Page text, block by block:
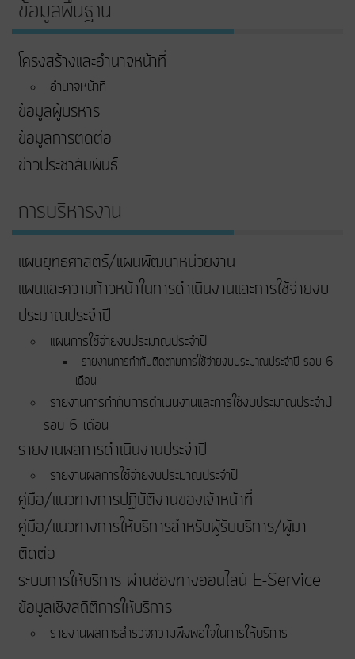
ข้อมูลพื้นฐาน
โครงสร้างและอำนาจหน้าที่
อำนาจหน้าที่
ข้อมูลผู้บริหาร
ข้อมูลการติดต่อ
ข่าวประชาสัมพันธ์
การบริหารงาน
แผนยุทธศาสตร์/แผนพัฒนาหน่วยงาน
แผนและความก้าวหน้าในการดําเนินงานและการใช้จ่ายงบ
ประมาณประจําปี
แผนการใช้จ่ายงบประมาณประจำปี
รายงานการกำกับติดตามการใช้จ่ายงบประมาณประจำปี รอบ 6
เดือน
รายงานการกำกับการดำเนินงานและการใช้งบประมาณประจำปี
รอบ 6 เดือน
รายงานผลการดำเนินงานประจำปี
รายงานผลการใช้จ่ายงบประมาณประจำปี
คู่มือ/แนวทางการปฏิบัติงานของเจ้าหน้าที่
คู่มือ/แนวทางการให้บริการสำหรับผู้รับบริการ/ผู้มา
ติดต่อ
ระบบการให้บริการ ผ่านช่องทางออนไลน์ E-Service
ข้อมูลเชิงสถิติการให้บริการ
รายงานผลการสำรวจความพึงพอใจในการให้บริการ